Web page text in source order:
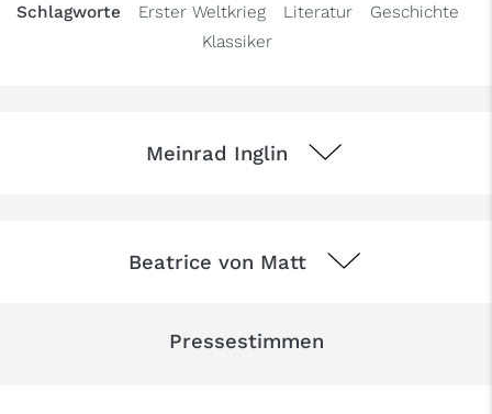
Schlagworte Erster Weltkrieg Literatur
Geschichte
Klassiker
Meinrad Inglin
Beatrice von Matt
Pressestimmen